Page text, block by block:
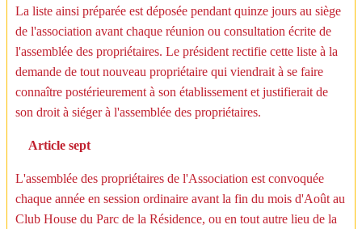
La liste ainsi préparée est déposée pendant quinze jours au siège
de l'association avant chaque réunion ou consultation écrite de
l'assemblée des propriétaires. Le président rectifie cette liste à la
demande de tout nouveau propriétaire qui viendrait à se faire
connaître postérieurement à son établissement et justifierait de
son droit à siéger à l'assemblée des propriétaires.
Article sept
L'assemblée des propriétaires de l'Association est convoquée
chaque année en session ordinaire avant la fin du mois d'Août au
Club House du Parc de la Résidence, ou en tout autre lieu de la